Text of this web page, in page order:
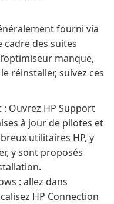
fourni via
cadre des suites
manque,
réinstaller, suivez ces
Ouvrez HP Support
à jour de pilotes et
utilitaires HP, y
y sont proposés
: allez dans
HP Connection